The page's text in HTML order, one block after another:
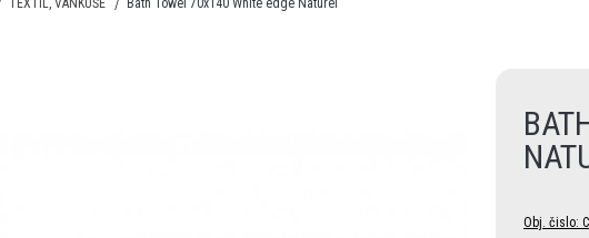
TEXTIL, VANKÚŠE Bath Towel 70x140 White edge Naturel
Obj. čislo: